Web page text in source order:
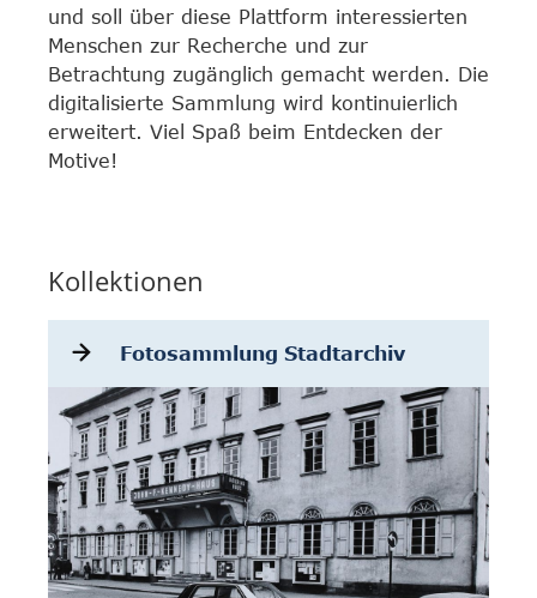
und soll über diese Plattform interessierten
Menschen zur Recherche und zur
Betrachtung zugänglich gemacht werden. Die
digitalisierte Sammlung wird kontinuierlich
erweitert. Viel Spaß beim Entdecken der
Motive!
Kollektionen
Fotosammlung Stadtarchiv